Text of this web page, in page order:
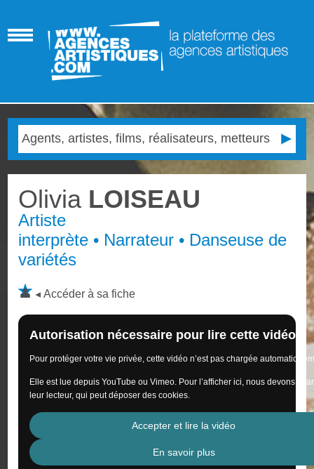
Olivia LOISEAU
Artiste
interprète • Narrateur • Danseuse de
variétés
Accéder à sa fiche
Autorisation nécessaire pour lire cette vidéo
Pour protéger votre vie privée, cette vidéo n’est pas chargée
Elle est lue depuis YouTube ou Vimeo. Pour l’afficher ici, nous devons
leur lecteur, qui peut déposer des cookies.
Accepter et lire la vidéo
En savoir plus